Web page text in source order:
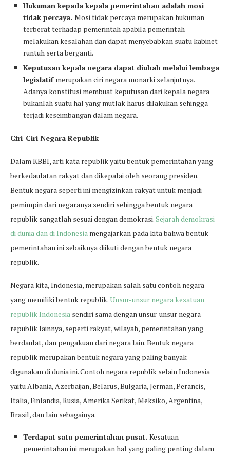
Hukuman kepada kepala pemerintahan adalah mosi
tidak percaya. Mosi tidak percaya merupakan hukuman
terberat terhadap pemerintah apabila pemerintah
melakukan kesalahan dan dapat menyebabkan suatu kabinet
runtuh serta berganti.
Keputusan kepala negara dapat diubah melalui lembaga
legislatif merupakan ciri negara monarki selanjutnya.
Adanya konstitusi membuat keputusan dari kepala negara
bukanlah suatu hal yang mutlak harus dilakukan sehingga
terjadi keseimbangan dalam negara.
Ciri-Ciri Negara Republik
Dalam KBBI, arti kata republik yaitu bentuk pemerintahan yang
berkedaulatan rakyat dan dikepalai oleh seorang presiden.
Bentuk negara seperti ini mengizinkan rakyat untuk menjadi
pemimpin dari negaranya sendiri sehingga bentuk negara
republik sangatlah sesuai dengan demokrasi.Sejarah demokrasi
di dunia dan di Indonesia mengajarkan pada kita bahwa bentuk
pemerintahan ini sebaiknya diikuti dengan bentuk negara
republik.
Negara kita, Indonesia, merupakan salah satu contoh negara
yang memiliki bentuk republik.Unsur-unsur negara kesatuan
republik Indonesia sendiri sama dengan unsur-unsur negara
republik lainnya, seperti rakyat, wilayah, pemerintahan yang
berdaulat, dan pengakuan dari negara lain. Bentuk negara
republik merupakan bentuk negara yang paling banyak
digunakan di dunia ini. Contoh negara republik selain Indonesia
yaitu Albania, Azerbaijan, Belarus, Bulgaria, Jerman, Perancis,
Italia, Finlandia, Rusia, Amerika Serikat, Meksiko, Argentina,
Brasil, dan lain sebagainya.
Terdapat satu pemerintahan pusat. Kesatuan
pemerintahan ini merupakan hal yang paling penting dalam